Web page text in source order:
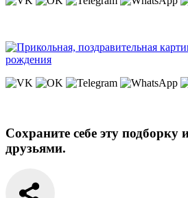
Сохраните себе эту подборку
друзьями.